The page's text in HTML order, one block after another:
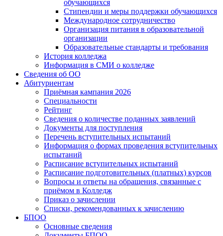
обучающихся
Стипендии и меры поддержки обучающихся
Международное сотрудничество
Организация питания в образовательной
организации
Образовательные стандарты и требования
История колледжа
Информация в СМИ о колледже
Сведения об ОО
Абитуриентам
Приёмная кампания 2026
Специальности
Рейтинг
Сведения о количестве поданных заявлений
Документы для поступления
Перечень вступительных испытаний
Информация о формах проведения вступительных
испытаний
Расписание вступительных испытаний
Расписание подготовительных (платных) курсов
Вопросы и ответы на обращения, связанные с
приёмом в Колледж
Приказ о зачислении
Списки, рекомендованных к зачислению
БПОО
Основные сведения